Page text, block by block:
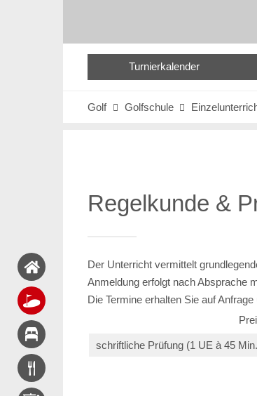
Turnierkalender
Golf  Golfschule 
Regelkunde &
Der Unterricht vermittelt
Anmeldung erfolgt nach Absprache
Die Termine erhalten Sie auf Anfrage
schriftliche Prüfung (1 UE à 45